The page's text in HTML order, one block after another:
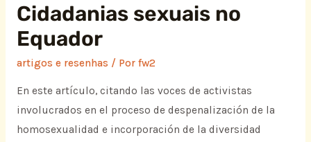
Cidadanias sexuais no
Equador
artigos e resenhas / Por fw2
En este artículo, citando las voces de activistas
involucrados en el proceso de despenalización de la
homosexualidad e incorporación de la diversidad